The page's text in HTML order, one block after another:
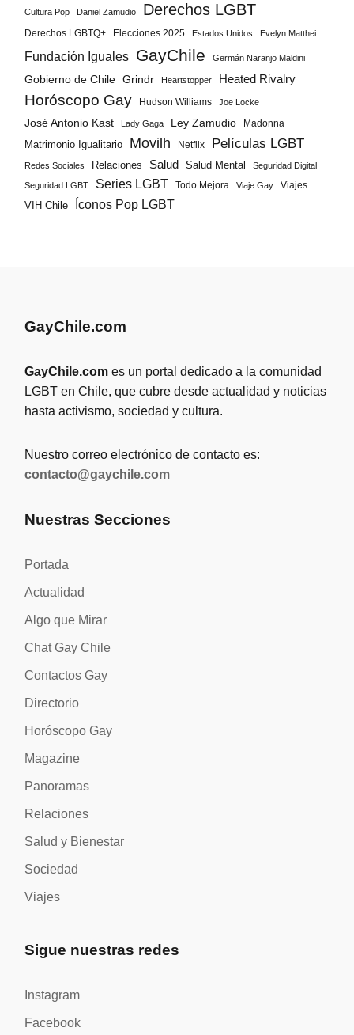
Cultura Pop Daniel Zamudio Derechos LGBT
Derechos LGBTQ+ Elecciones 2025 Estados Unidos Evelyn Matthei
Fundación Iguales GayChile Germán Naranjo Maldini
Gobierno de Chile Grindr Heartstopper Heated Rivalry
Horóscopo Gay Hudson Williams Joe Locke
José Antonio Kast Lady Gaga Ley Zamudio Madonna
Matrimonio Igualitario Movilh Netflix Películas LGBT
Redes Sociales Relaciones Salud Salud Mental Seguridad Digital
Seguridad LGBT Series LGBT Todo Mejora Viaje Gay
Viajes
VIH Chile
Íconos Pop LGBT
GayChile.com
GayChile.com es un portal dedicado a la comunidad
LGBT en Chile, que cubre desde actualidad y noticias
hasta activismo, sociedad y cultura.
Nuestro correo electrónico de contacto es:
contacto@gaychile.com
Nuestras Secciones
Portada
Actualidad
Algo que Mirar
Chat Gay Chile
Contactos Gay
Directorio
Horóscopo Gay
Magazine
Panoramas
Relaciones
Salud y Bienestar
Sociedad
Viajes
Sigue nuestras redes
Instagram
Facebook